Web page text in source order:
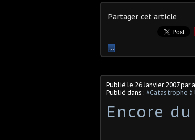
Partager cet article
…
Publié le 26 Janvier 2007par
Publié dans : #Catastrophe à
Encore